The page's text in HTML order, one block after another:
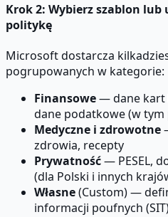
Krok 2: Wybierz szablon
politykę
Microsoft dostarcza
pogrupowanych w kategorie:
Finansowe— dane kart
dane podatkowe (w tym
Medyczne i zdrowotne
zdrowia, recepty
Prywatność— PESEL,
(dla Polski i innych
Własne(Custom) —
informacji poufnych